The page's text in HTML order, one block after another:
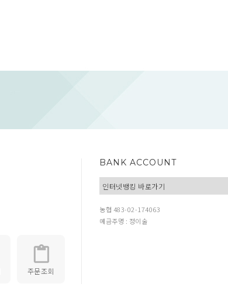
주문조회
BANK ACCOUNT
농협 483-02-174063
예금주명 : 정이술